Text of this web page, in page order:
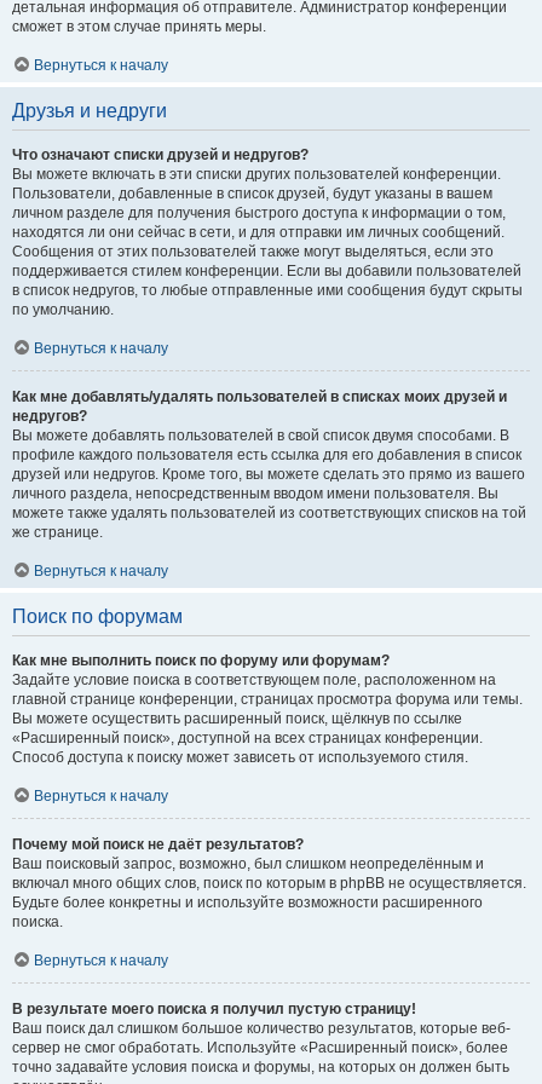
детальная информация об отправителе. Администратор конференции
сможет в этом случае принять меры.
Вернуться к началу
Друзья и недруги
Что означают списки друзей и недругов?
Вы можете включать в эти списки других пользователей конференции.
Пользователи, добавленные в список друзей, будут указаны в вашем
личном разделе для получения быстрого доступа к информации о том,
находятся ли они сейчас в сети, и для отправки им личных сообщений.
Сообщения от этих пользователей также могут выделяться, если это
поддерживается стилем конференции. Если вы добавили пользователей
в список недругов, то любые отправленные ими сообщения будут скрыты
по умолчанию.
Вернуться к началу
Как мне добавлять/удалять пользователей в списках моих друзей и
недругов?
Вы можете добавлять пользователей в свой список двумя способами. В
профиле каждого пользователя есть ссылка для его добавления в список
друзей или недругов. Кроме того, вы можете сделать это прямо из вашего
личного раздела, непосредственным вводом имени пользователя. Вы
можете также удалять пользователей из соответствующих списков на той
же странице.
Вернуться к началу
Поиск по форумам
Как мне выполнить поиск по форуму или форумам?
Задайте условие поиска в соответствующем поле, расположенном на
главной странице конференции, страницах просмотра форума или темы.
Вы можете осуществить расширенный поиск, щёлкнув по ссылке
«Расширенный поиск», доступной на всех страницах конференции.
Способ доступа к поиску может зависеть от используемого стиля.
Вернуться к началу
Почему мой поиск не даёт результатов?
Ваш поисковый запрос, возможно, был слишком неопределённым и
включал много общих слов, поиск по которым в phpBB не осуществляется.
Будьте более конкретны и используйте возможности расширенного
поиска.
Вернуться к началу
В результате моего поиска я получил пустую страницу!
Ваш поиск дал слишком большое количество результатов, которые веб-
сервер не смог обработать. Используйте «Расширенный поиск», более
точно задавайте условия поиска и форумы, на которых он должен быть